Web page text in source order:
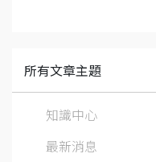
所有文章主題
知識中心
最新消息